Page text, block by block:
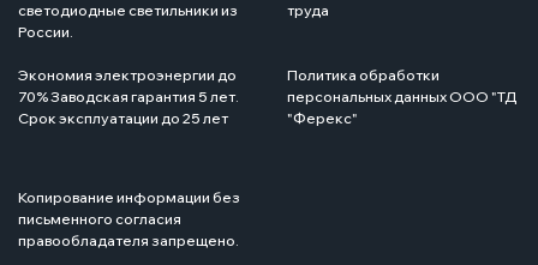
светодиодные светильники из
России.
Экономия электроэнергии до
70% Заводская гарантия 5 лет.
Срок эксплуатации до 25 лет
труда
Политика обработки
персональных данных ООО "ТД
"Ферекс"
Копирование информации без
письменного согласия
правообладателя запрещено.